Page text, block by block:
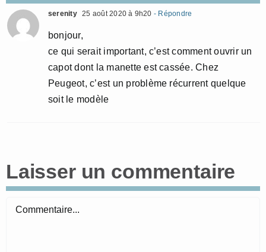
serenity 25 août 2020 à 9h20 - Répondre
bonjour,
ce qui serait important, c’est comment ouvrir un
capot dont la manette est cassée. Chez
Peugeot, c’est un problème récurrent quelque
soit le modèle
Laisser un commentaire
Commentaire